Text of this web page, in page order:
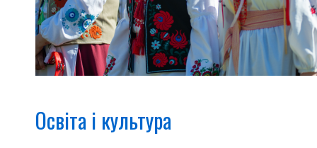
Освіта і культура